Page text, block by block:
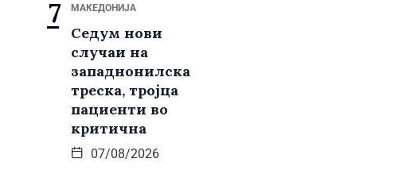
МАКЕДОНИЈА
Седум нови
случаи на
западнонилска
треска, тројца
пациенти во
критична
07/08/2026